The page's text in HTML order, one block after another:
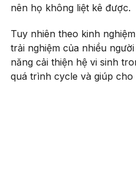
nên họ không liệt kê được.
Tuy nhiên theo kinh
trải nghiệm của nhiều
năng cải thiện hệ vi sinh
quá trình cycle và giúp